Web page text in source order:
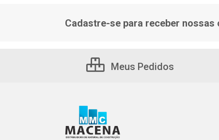
Cadastre-se para receber nossas
Meus Pedidos